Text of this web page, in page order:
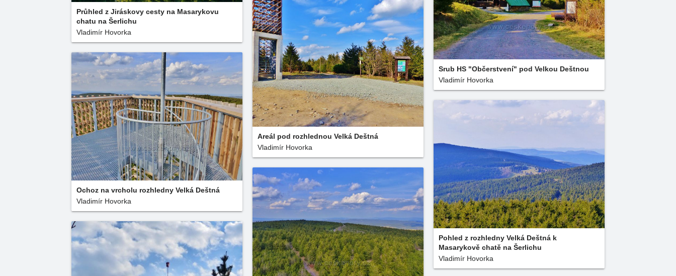
Průhled z Jiráskovy cesty na Masarykovu
chatu na Šerlichu
Vladimír Hovorka
Srub HS "Občerstvení" pod Velkou Deštnou
Vladimír Hovorka
Areál pod rozhlednou Velká Deštná
Vladimír Hovorka
Ochoz na vrcholu rozhledny Velká Deštná
Vladimír Hovorka
Pohled z rozhledny Velká Deštná k
Masarykově chatě na Šerlichu
Vladimír Hovorka